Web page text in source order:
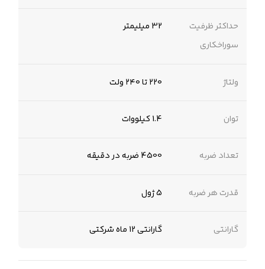
حداکثر ظرفیت
سوراخکاری
32 میلیمتر
ولتاژ ۲۲۰ تا ۲۴۰ ولت
توان 1.4 کیلووات
تعداد ضربه 4500 ضربه در دقیقه
قدرت هر ضربه 5 ژول
گارانتی گارانتی 12 ماه شرکتی